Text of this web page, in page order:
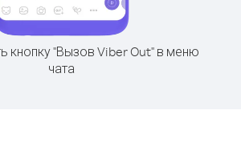
кнопку "Вызов Viber Out" в меню
чата